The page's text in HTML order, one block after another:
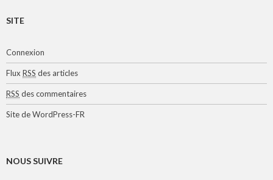
SITE
Connexion
Flux RSS des articles
RSS des commentaires
Site de WordPress-FR
NOUS SUIVRE